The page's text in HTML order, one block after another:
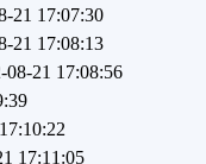
21 17:07:30
21 17:08:13
08-21 17:08:56
17:11:05